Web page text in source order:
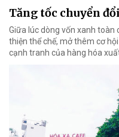
Tăng tốc chuyển
Giữa lúc dòng vốn xanh toàn
thiện thể chế, mở thêm cơ
cạnh tranh của hàng hóa